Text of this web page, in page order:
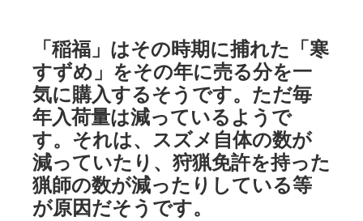
「稲福」はその時期に捕れた「寒
すずめ」をその年に売る分を一
気に購入するそうです。ただ毎
年入荷量は減っているようで
す。それは、スズメ自体の数が
減っていたり、狩猟免許を持った
猟師の数が減ったりしている等
が原因だそうです。